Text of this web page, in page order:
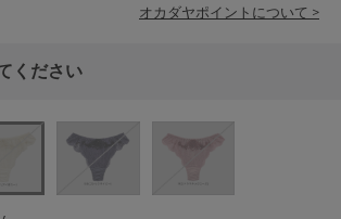
オカダヤポイントについて >
ください